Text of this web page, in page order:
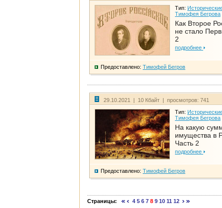
Тип:
Тимофея Бегрова
Как Второе
не стало
2
подробнее
Предоставлено: Тимофей Бегров
29.10.2021 | 10 Кбайт | просмотров: 741
Тип:
Тимофея Бегрова
На какую
имущества в
Часть 2
подробнее
Предоставлено: Тимофей Бегров
Страницы: 4 5 6 7 8 9 10 11 12